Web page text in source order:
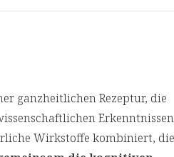
seit
B5 und
ganzheitlichen Rezeptur, die
Erkenntnissen
Wirkstoffe kombiniert, die